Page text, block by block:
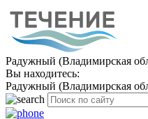
Радужный (Владимирская
Вы находитесь:
Радужный (Владимирская